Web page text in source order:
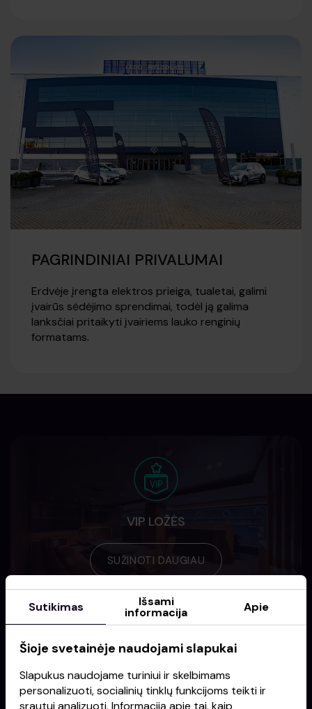
PAGRINDINIAI PRIVALUMAI
Erdvėje įrengta elektros prieiga, tualetai, galimi
įvairūs sėdėjimo sprendimai, todėl ją galima
lanksčiai pritaikyti įvairiems lauko renginių
formatams.
VIP LOŽĖS
SUŽINOTI DAUGIAU
REKLAMA ARENOJE
Sutikimas Išsami
informacija Apie
Šioje svetainėje naudojami slapukai
Slapukus naudojame turiniui ir skelbimams
personalizuoti, socialinių tinklų funkcijoms teikti ir
srautui analizuoti. Informaciją apie tai, kaip